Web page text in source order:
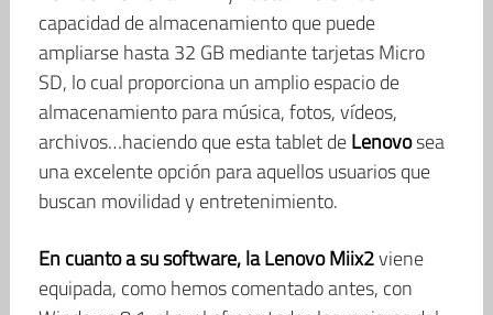
capacidad de almacenamiento que puede
ampliarse hasta 32 GB mediante tarjetas Micro
SD, lo cual proporciona un amplio espacio de
almacenamiento para música, fotos, vídeos,
archivos…haciendo que esta tablet deLenovosea
una excelente opción para aquellos usuarios que
buscan movilidad y entretenimiento.
En cuanto a su software, la Lenovo Miix2viene
equipada, como hemos comentado antes, con